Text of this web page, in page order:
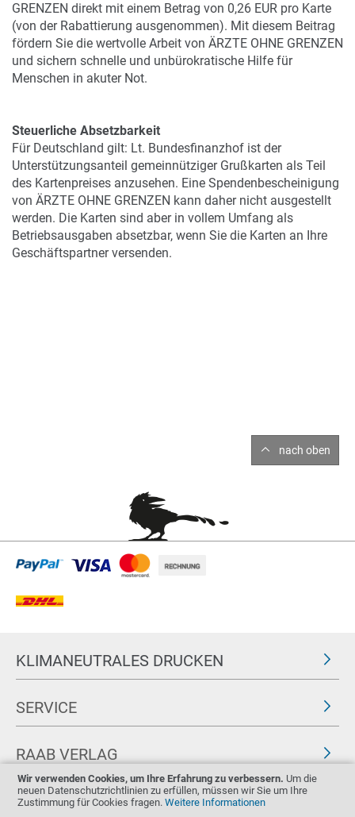
Wir verwenden Cookies, um Ihre Erfahrung zu verbessern. Um die
neuen Datenschutzrichtlinien zu erfüllen, müssen wir Sie um Ihre
Zustimmung für Cookies fragen. Weitere Informationen
GRENZEN direkt mit einem Betrag von 0,26 EUR pro Karte
(von der Rabattierung ausgenommen). Mit diesem Beitrag
fördern Sie die wertvolle Arbeit von ÄRZTE OHNE GRENZEN
und sichern schnelle und unbürokratische Hilfe für
Menschen in akuter Not.
Steuerliche Absetzbarkeit
Für Deutschland gilt: Lt. Bundesfinanzhof ist der
Unterstützungsanteil gemeinnütziger Grußkarten als Teil
des Kartenpreises anzusehen. Eine Spendenbescheinigung
von ÄRZTE OHNE GRENZEN kann daher nicht ausgestellt
werden. Die Karten sind aber in vollem Umfang als
Betriebsausgaben absetzbar, wenn Sie die Karten an Ihre
Geschäftspartner versenden.
nach oben
KLIMANEUTRALES DRUCKEN
SERVICE
RAAB VERLAG
FOLGEN SIE UNS ZERTIFIKATE